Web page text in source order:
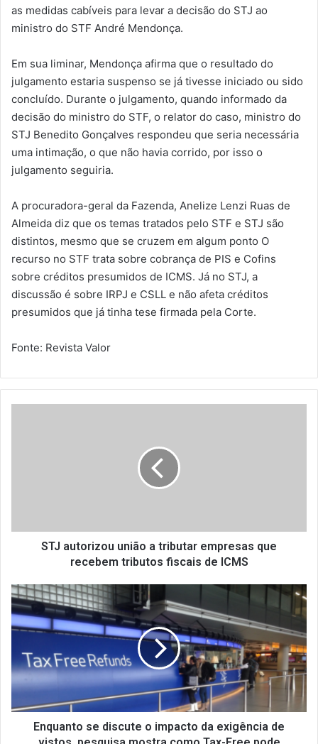
as medidas cabíveis para levar a decisão do STJ ao
ministro do STF André Mendonça.
Em sua liminar, Mendonça afirma que o resultado do
julgamento estaria suspenso se já tivesse iniciado ou sido
concluído. Durante o julgamento, quando informado da
decisão do ministro do STF, o relator do caso, ministro do
STJ Benedito Gonçalves respondeu que seria necessária
uma intimação, o que não havia corrido, por isso o
julgamento seguiria.
A procuradora-geral da Fazenda, Anelize Lenzi Ruas de
Almeida diz que os temas tratados pelo STF e STJ são
distintos, mesmo que se cruzem em algum ponto O
recurso no STF trata sobre cobrança de PIS e Cofins
sobre créditos presumidos de ICMS. Já no STJ, a
discussão é sobre IRPJ e CSLL e não afeta créditos
presumidos que já tinha tese firmada pela Corte.
Fonte: Revista Valor
i
u
n
i
ã
a
i
STJ autorizou união a tributar empresas que
recebem tributos fiscais de ICMS
E
n
n
t
s
Enquanto se discute o impacto da exigência de